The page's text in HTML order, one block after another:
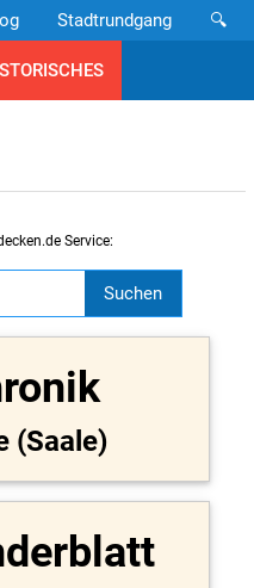
🔍
Stadtrundgang
Service:
(Saale)